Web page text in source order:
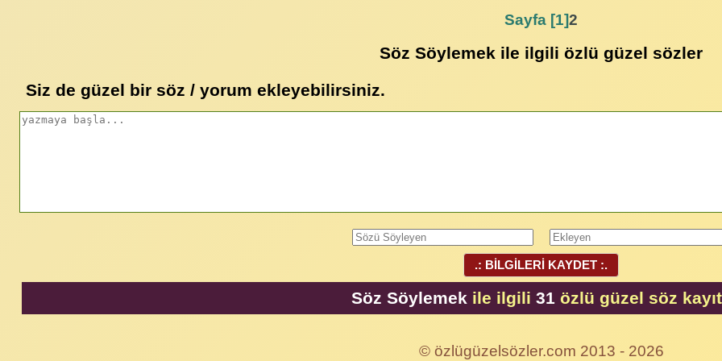
Sayfa [1]2
Söz Söylemek ile ilgili özlü güzel sözler
Siz de güzel bir söz / yorum ekleyebilirsiniz.
.: BİLGİLERİ KAYDET :.
Söz Söylemek ile ilgili 31 özlü güzel söz
© özlügüzelsözler.com 2013 - 2026